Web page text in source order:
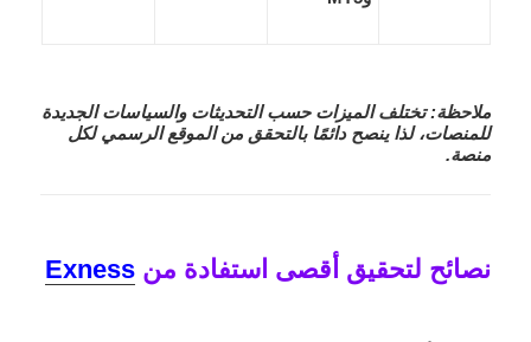
ملاحظة: تختلف الميزات حسب التحديثات والسياسات الجديدة
للمنصات، لذا ينصح دائمًا بالتحقق من الموقع الرسمي لكل
منصة.
نصائح لتحقيق أقصى استفادة منExness